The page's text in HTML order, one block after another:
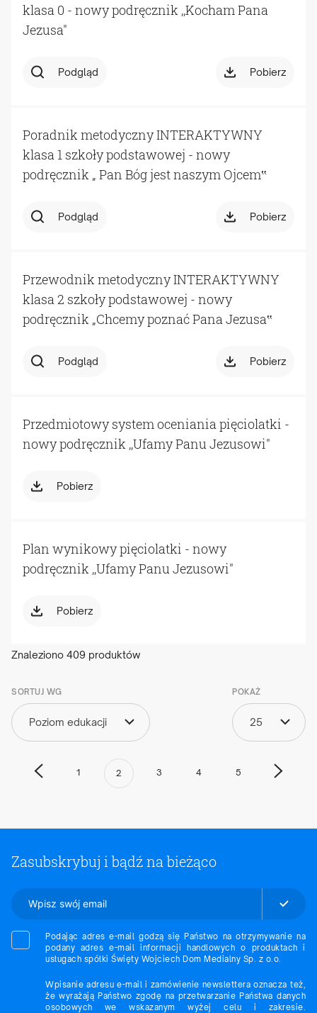
klasa 0 - nowy podręcznik ,,Kocham Pana
Jezusa"
Podgląd Pobierz
Poradnik metodyczny INTERAKTYWNY
klasa 1 szkoły podstawowej - nowy
podręcznik „ Pan Bóg jest naszym Ojcem‟
Podgląd Pobierz
Przewodnik metodyczny INTERAKTYWNY
klasa 2 szkoły podstawowej - nowy
podręcznik „Chcemy poznać Pana Jezusa‟
Podgląd Pobierz
Przedmiotowy system oceniania pięciolatki -
nowy podręcznik ,,Ufamy Panu Jezusowi"
Pobierz
Plan wynikowy pięciolatki - nowy
podręcznik ,,Ufamy Panu Jezusowi"
Pobierz
Znaleziono 409 produktów
SORTUJ WG
Poziom edukacji
POKAŻ
25
1 2 3 4 5
Zasubskrybuj i bądź na bieżąco
Podając adres e-mail godzą się Państwo na otrzymywanie na
podany adres e-mail informacji handlowych o produktach i
usługach spółki Święty Wojciech Dom Medialny Sp. z o.o.
Wpisanie adresu e-mail i zamówienie newslettera oznacza też,
że wyrażają Państwo zgodę na przetwarzanie Państwa danych
osobowych we wskazanym wyżej celu i zakresie.